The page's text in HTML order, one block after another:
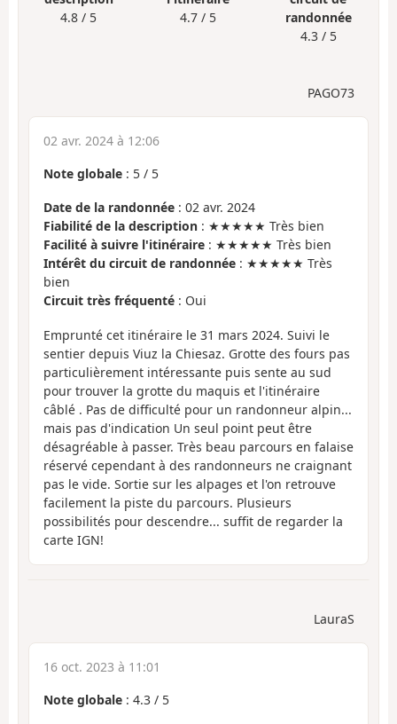
4.8 / 5
4.7 / 5
randonnée
4.3 / 5
PAGO73
02 avr. 2024 à 12:06
Note globale : 5 / 5
Date de la randonnée : 02 avr. 2024
Fiabilité de la description : ★★★★★ Très bien
Facilité à suivre l'itinéraire : ★★★★★ Très bien
Intérêt du circuit de randonnée : ★★★★★ Très
bien
Circuit très fréquenté : Oui
Emprunté cet itinéraire le 31 mars 2024. Suivi le
sentier depuis Viuz la Chiesaz. Grotte des fours pas
particulièrement intéressante puis sente au sud
pour trouver la grotte du maquis et l'itinéraire
câblé . Pas de difficulté pour un randonneur alpin...
mais pas d'indication Un seul point peut être
désagréable à passer. Très beau parcours en falaise
réservé cependant à des randonneurs ne craignant
pas le vide. Sortie sur les alpages et l'on retrouve
facilement la piste du parcours. Plusieurs
possibilités pour descendre... suffit de regarder la
carte IGN!
LauraS
16 oct. 2023 à 11:01
Note globale : 4.3 / 5